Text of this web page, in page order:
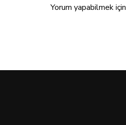
Yorum yapabilmek için